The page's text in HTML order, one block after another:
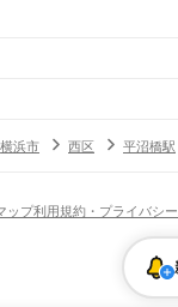
青葉区 都筑区
藤沢駅辻堂駅茅ケ崎駅 平塚駅
駅真鶴駅湯河原駅
武蔵小杉駅
中野島駅稲
皿洗い・洗い場精肉・
バー（
飲食店（店長・マネージ
髪型・髪色自由
留学生・外
横浜市 西区 平沼橋駅
ップ利用規約・プライバシ